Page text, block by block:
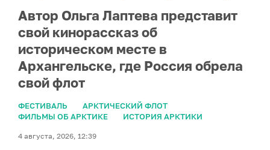
Автор Ольга Лаптева представит
свой кинорассказ об
историческом месте в
Архангельске, где Россия обрела
свой флот
ФЕСТИВАЛЬ
АРКТИЧЕСКИЙ ФЛОТ
ФИЛЬМЫ ОБ АРКТИКЕ
ИСТОРИЯ АРКТИКИ
4 августа, 2026, 12:39